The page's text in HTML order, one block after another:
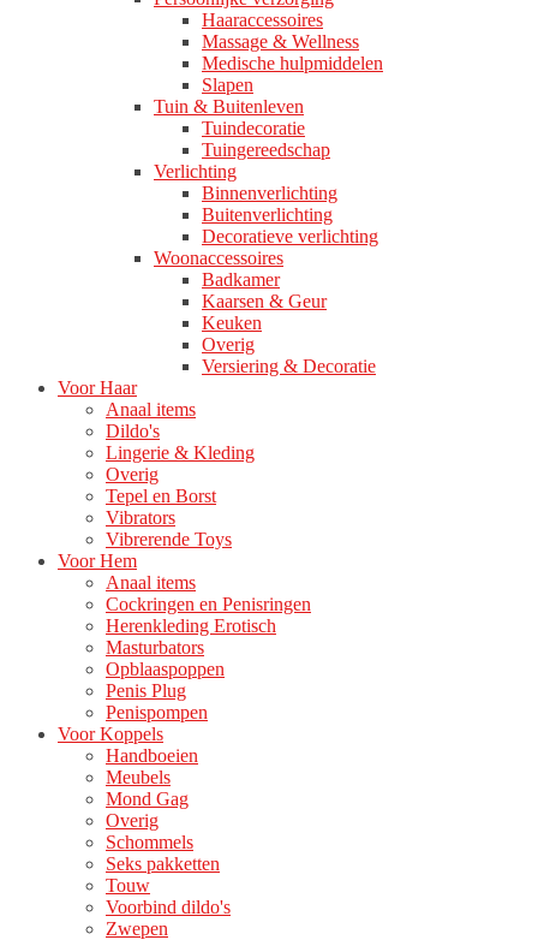
Haaraccessoires
Massage & Wellness
Medische hulpmiddelen
Slapen
Tuin & Buitenleven
Tuindecoratie
Tuingereedschap
Verlichting
Binnenverlichting
Buitenverlichting
Decoratieve verlichting
Woonaccessoires
Badkamer
Kaarsen & Geur
Keuken
Overig
Versiering & Decoratie
Voor Haar
Anaal items
Dildo's
Lingerie & Kleding
Overig
Tepel en Borst
Vibrators
Vibrerende Toys
Voor Hem
Anaal items
Cockringen en Penisringen
Herenkleding Erotisch
Masturbators
Opblaaspoppen
Penis Plug
Penispompen
Voor Koppels
Handboeien
Meubels
Mond Gag
Overig
Schommels
Seks pakketten
Touw
Voorbind dildo's
Zwepen